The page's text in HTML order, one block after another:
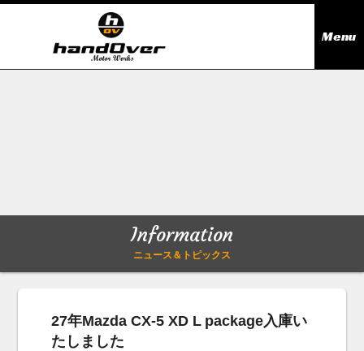
Menu
Company outline
会社概要
アクセス
Information
ニュース＆トピックス
27年Mazda CX-5 XD L package入庫い
たしました